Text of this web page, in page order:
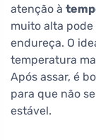
atenção à
muito alta pode
endureça. O
temperatura
Após assar, é
para que não
estável.